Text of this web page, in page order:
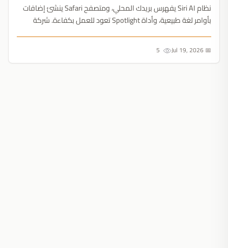
نظام Siri AI يفهرس بريدك المحلي، ومتصفح Safari ينشئ إضافات
بأوامر لغة طبيعية، وأداة Spotlight تعود للعمل بكفاءة. شركة
📅 Jul 19, 2026